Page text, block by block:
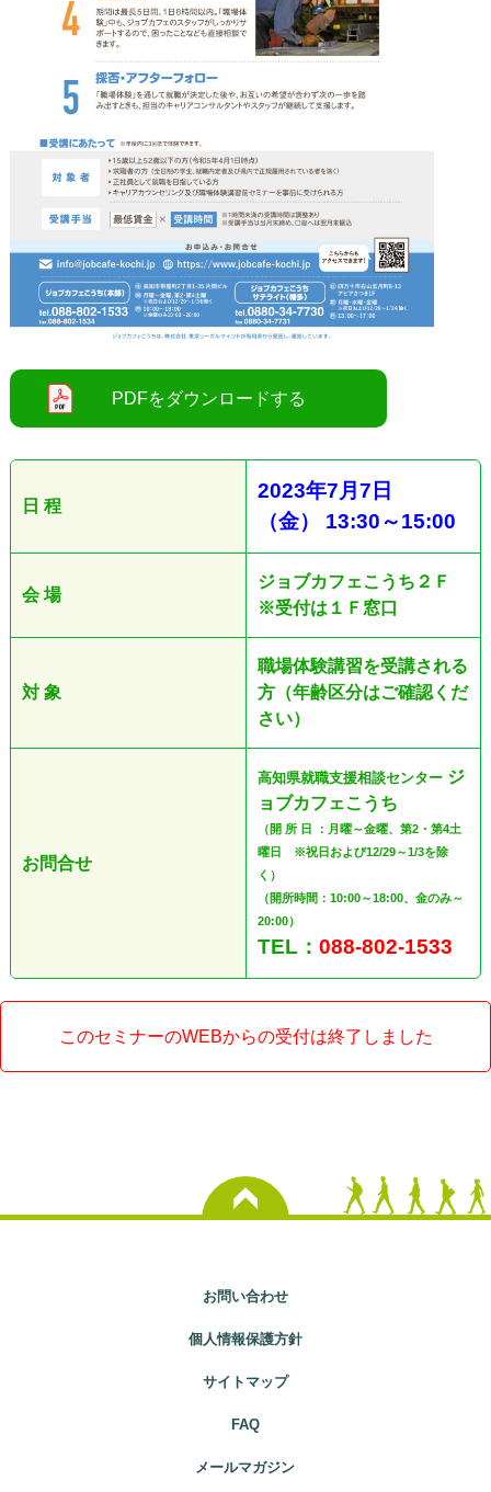
日 程
2023年7月7 日
（金） 13:30 ～15:00
会 場
ジョブカフェこうち２Ｆ
※受付は１Ｆ窓口
対 象
職場体験講習を受講される
方（年齢区分はご確認くだ
さい）
お問合せ
高知県就職支援相談センター ジ
ョブカフェこうち
（開 所 日 ：月曜～金曜、第2・第4土
曜日 ※祝日および12/29～1/3を除
く）
（開所時間：10:00～18:00、金のみ～
20:00）
TEL： 088-802-1533
このセミナーのWEBからの受付は終了しました
お問い合わせ
個人情報保護方針
サイトマップ
FAQ
メールマガジン